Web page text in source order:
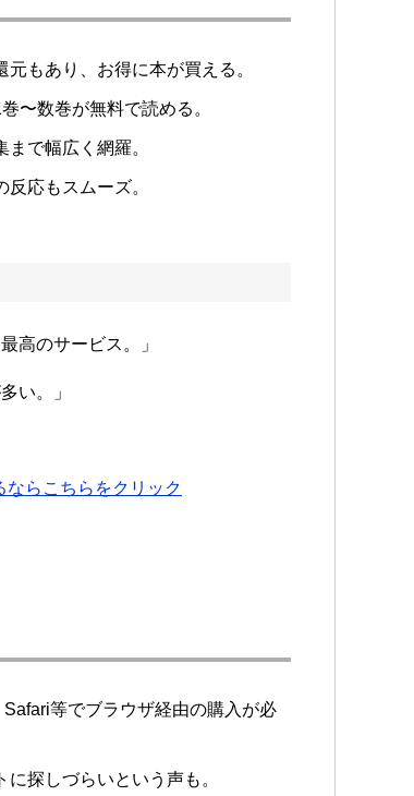
もあり、お得に本が買える。
〜数巻が無料で読める。
で幅広く網羅。
反応もスムーズ。
高のサービス。」
い。」
らこちらをクリック
等でブラウザ経由の購入が必
に探しづらいという声も。